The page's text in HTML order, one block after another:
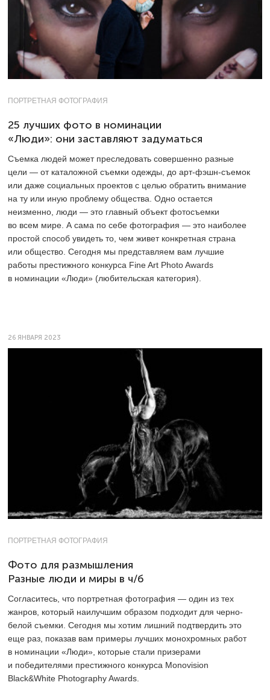
ПОРТРЕТНАЯ ФОТОГРАФИЯ
25 лучших фото в номинации
«Люди»: они заставляют задуматься
Съемка людей может преследовать совершенно разные
цели — от каталожной съемки одежды, до арт-фэшн-съемок
или даже социальных проектов с целью обратить внимание
на ту или иную проблему общества. Одно остается
неизменно, люди — это главный объект фотосъемки
во всем мире. А сама по себе фотография — это наиболее
простой способ увидеть то, чем живет конкретная страна
или общество. Сегодня мы представляем вам лучшие
работы престижного конкурса Fine Art Photo Awards
в номинации «Люди» (любительская категория).
26 ЯНВАРЯ 2023
ПОРТРЕТНАЯ ФОТОГРАФИЯ
Фото для размышления
Разные люди и миры в ч/б
Согласитесь, что портретная фотография — один из тех
жанров, который наилучшим образом подходит для черно-
белой съемки. Сегодня мы хотим лишний подтвердить это
еще раз, показав вам примеры лучших монохромных работ
в номинации «Люди», которые стали призерами
и победителями престижного конкурса Monovision
Black&White Photography Awards.